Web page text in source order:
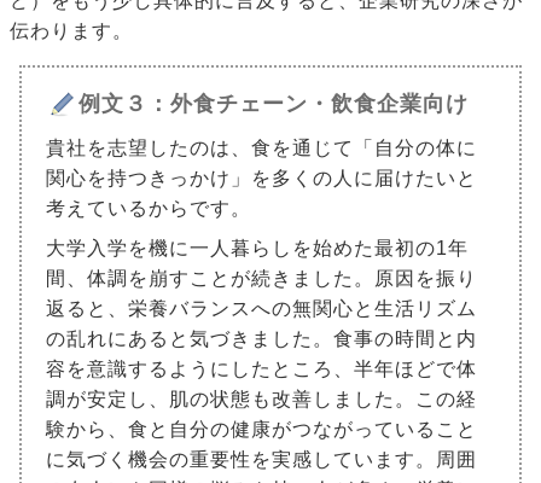
伝わります。
例文３：外食チェーン・飲食企業向け
貴社を志望したのは、食を通じて「自分の体に
関心を持つきっかけ」を多くの人に届けたいと
考えているからです。
大学入学を機に一人暮らしを始めた最初の1年
間、体調を崩すことが続きました。原因を振り
返ると、栄養バランスへの無関心と生活リズム
の乱れにあると気づきました。食事の時間と内
容を意識するようにしたところ、半年ほどで体
調が安定し、肌の状態も改善しました。この経
験から、食と自分の健康がつながっていること
に気づく機会の重要性を実感しています。周囲